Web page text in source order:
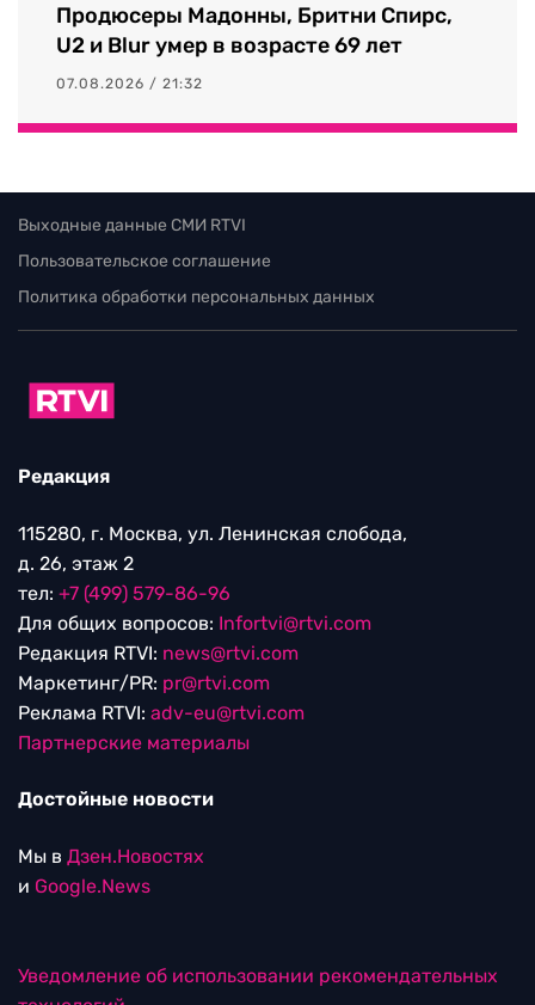
Продюсеры Мадонны, Бритни Спирс,
U2 и Blur умер в возрасте 69 лет
07.08.2026 / 21:32
Выходные данные СМИ RTVI
Пользовательское соглашение
Политика обработки персональных данных
Редакция
115280, г. Москва, ул. Ленинская слобода,
д. 26, этаж 2
тел: +7 (499) 579-86-96
Для общих вопросов: Infortvi@rtvi.com
Редакция RTVI: news@rtvi.com
Маркетинг/PR: pr@rtvi.com
Реклама RTVI: adv-eu@rtvi.com
Партнерские материалы
Достойные новости
Мы в Дзен.Новостях
и Google.News
Уведомление об использовании рекомендательных